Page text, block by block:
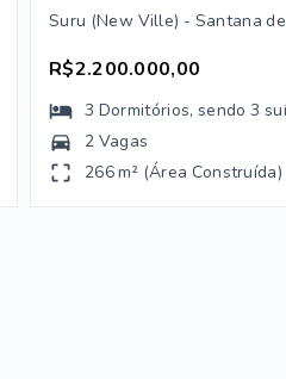
Suru (New Ville) - Santana
R$2.200.000,00
3 Dormitórios, sendo3
2 Vagas
266 m² (Área Construída)